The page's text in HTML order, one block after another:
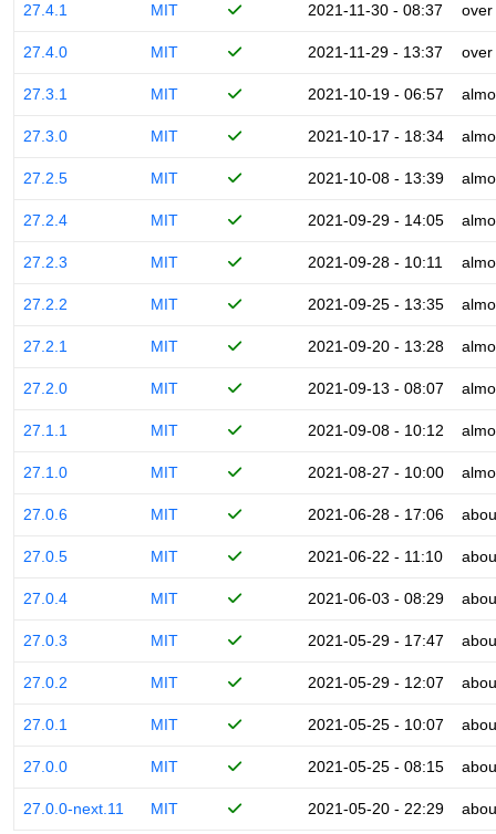
27.4.1 MIT 2021-11-30 - 08:37 over
27.4.0 MIT 2021-11-29 - 13:37 over
27.3.1 MIT 2021-10-19 - 06:57
27.3.0 MIT 2021-10-17 - 18:34
27.2.5 MIT 2021-10-08 - 13:39
27.2.4 MIT 2021-09-29 - 14:05
27.2.3 MIT 2021-09-28 - 10:11
27.2.2 MIT 2021-09-25 - 13:35
27.2.1 MIT 2021-09-20 - 13:28
27.2.0 MIT 2021-09-13 - 08:07
27.1.1 MIT 2021-09-08 - 10:12
27.1.0 MIT 2021-08-27 - 10:00
27.0.6 MIT 2021-06-28 - 17:06
27.0.5 MIT 2021-06-22 - 11:10
27.0.4 MIT 2021-06-03 - 08:29
27.0.3 MIT 2021-05-29 - 17:47
27.0.2 MIT 2021-05-29 - 12:07
27.0.1 MIT 2021-05-25 - 10:07
27.0.0 MIT 2021-05-25 - 08:15
27.0.0-next.11 MIT 2021-05-20 - 22:29